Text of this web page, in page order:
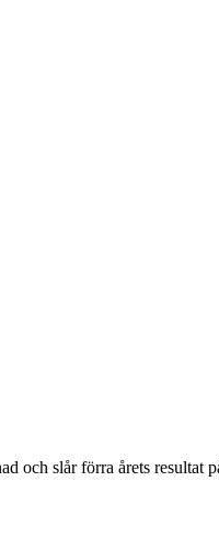
och slår förra årets resultat